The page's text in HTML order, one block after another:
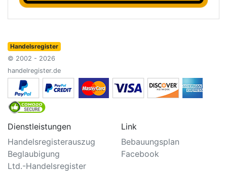
Handelsregister
© 2002 - 2026
handelregister.de
Dienstleistungen
Handelsregisterauszug
Beglaubigung
Ltd.-Handelsregister
Link
Bebauungsplan
Facebook